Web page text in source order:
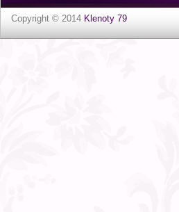
Copyright © 2014 Klenoty 79